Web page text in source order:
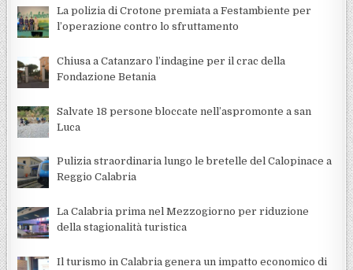
La polizia di Crotone premiata a Festambiente per
l’operazione contro lo sfruttamento
Chiusa a Catanzaro l’indagine per il crac della
Fondazione Betania
Salvate 18 persone bloccate nell’aspromonte a san
Luca
Pulizia straordinaria lungo le bretelle del Calopinace a
Reggio Calabria
La Calabria prima nel Mezzogiorno per riduzione
della stagionalità turistica
Il turismo in Calabria genera un impatto economico di